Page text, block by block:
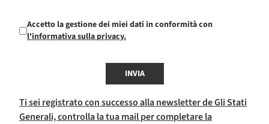
Accetto la gestione dei miei dati in conformità con
l'informativa sulla privacy.
INVIA
Ti sei registrato con successo alla newsletter de Gli Stati
Generali, controlla la tua mail per completare la